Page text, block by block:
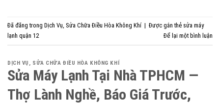
Đã đăng trong Dịch Vụ, Sửa Chữa Điều Hòa Không Khí | Được gắn thẻ sửa máy
lạnh quận 12
Để lại một bình luận
DỊCH VỤ , SỬA CHỮA ĐIỀU HÒA KHÔNG KHÍ
Sửa Máy Lạnh Tại Nhà TPHCM —
Thợ Lành Nghề, Báo Giá Trước,